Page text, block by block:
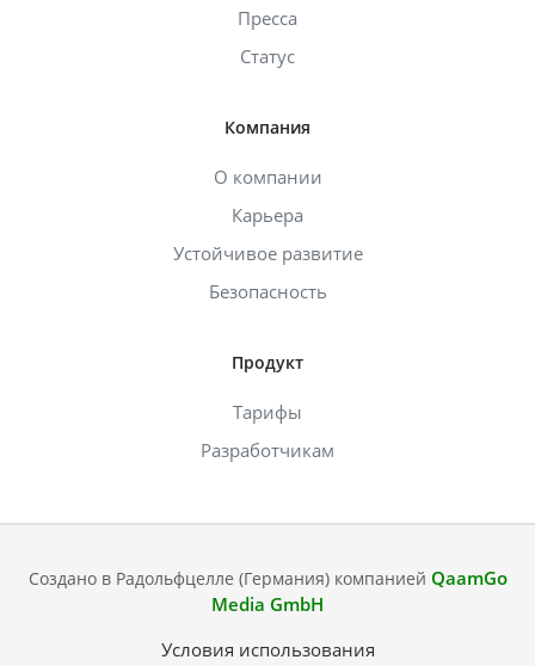
Пресса
Статус
Компания
О компании
Карьера
Устойчивое развитие
Безопасность
Продукт
Тарифы
Разработчикам
Создано в Радольфцелле (Германия) компанией QaamGo
Media GmbH
Условия использования